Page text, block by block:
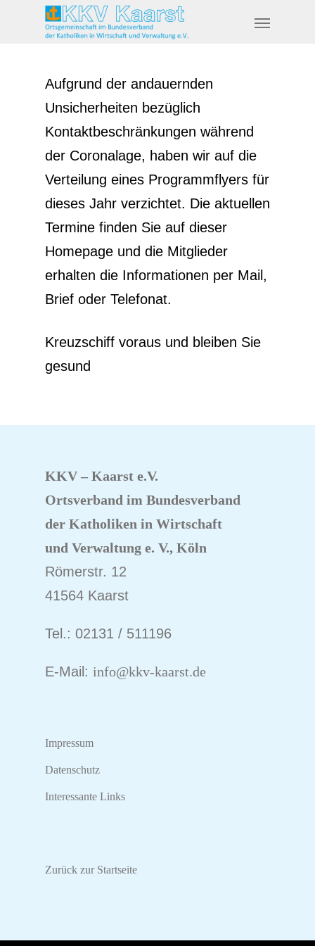
Aufgrund der andauernden
Unsicherheiten bezüglich
Kontaktbeschränkungen während
der Coronalage, haben wir auf die
Verteilung eines Programmflyers für
dieses Jahr verzichtet. Die aktuellen
Termine finden Sie auf dieser
Homepage und die Mitglieder
erhalten die Informationen per Mail,
Brief oder Telefonat.
Kreuzschiff voraus und bleiben Sie
gesund
KKV – Kaarst e.V.
Ortsverband im Bundesverband
der Katholiken in Wirtschaft
und Verwaltung e. V., Köln
Römerstr. 12
41564 Kaarst
Tel.: 02131 / 511196
E-Mail: info@kkv-kaarst.de
Impressum
Datenschutz
Interessante Links
Zurück zur Startseite